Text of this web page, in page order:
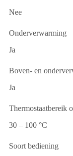
Nee
Onderverwarming
Ja
Boven- en
Ja
Thermostaatbereik
30 – 100 °C
Soort bediening